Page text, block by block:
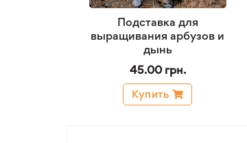
Подставка для
выращивания арбузов и
дынь
45.00 грн.
Купить